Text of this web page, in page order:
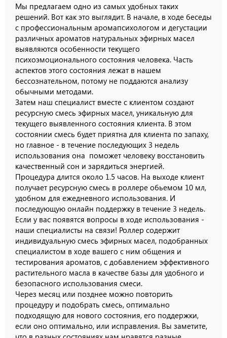
Мы предлагаем одно из самых удобных таких
решений. Вот как это выглядит. В начале, в ходе беседы
с профессиональным аромапсихологом и дегустации
различных ароматов натуральных эфирных масел
выявляются особенности текущего
психоэмоционального состояния человека. Часть
аспектов этого состояния лежат в нашем
бессознательном, потому не поддаются анализу
обычными методами.
Затем наш специалист вместе с клиентом создают
ресурсную смесь эфирных масел, уникальную для
текущего выявленного состояния клиента. В этом
состоянии смесь будет приятна для клиента по запаху,
но главное - в течение последующих 3 недель
использования она поможет человеку восстановить
качественный сон и зарядиться энергией.
Процедура длится около 1.5 часов. На выходе клиент
получает ресурсную смесь в роллере обьемом 10 мл,
удобном для ежедневного использования. И
последующую онлайн поддержку в течение 3 недель.
Если у вас появятся вопросы в ходе использования -
наши специалисты на связи! Роллер содержит
индивидуальную смесь эфирных масел, подобранных
специалистом в ходе вашего с ним общения и
тестирования ароматов, с добавлением эффективного
растительного масла в качестве базы для удобного и
безопасного использования смеси.
Через месяц или позднее можно повторить
процедуру и подобрать смесь, оптимально
подходящую для нового состояния, его поддержки,
если оно оптимально, или исправления. Вы заметите,